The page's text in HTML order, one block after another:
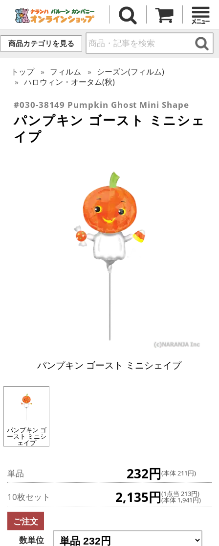
商品カテゴリを見る
トップ フィルム
シーズン(フィルム)
ハロウィン・オータム(秋)
#030-38149 Pumpkin Ghost Mini Shape
パンプキン ゴースト ミニシェ
イプ
パンプキン ゴースト ミニシェイプ
パンプキン ゴ
ースト ミニシ
ェイプ
単品 232円(本体 211円)
10枚セット 2,135円(1点当 213円)
(本体 1,941円)
ご注文
数単位